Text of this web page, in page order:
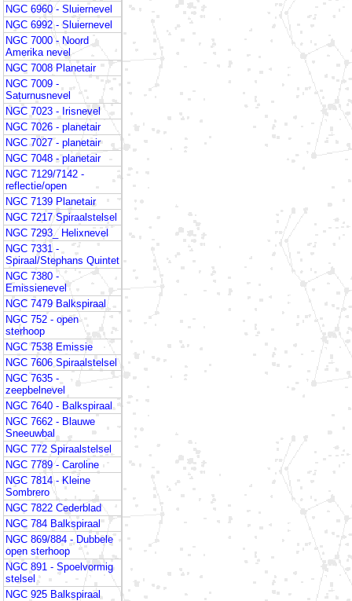
NGC 6960 - Sluiernevel
NGC 6992 - Sluiernevel
NGC 7000 - Noord
Amerika nevel
NGC 7008 Planetair
NGC 7009 -
Saturnusnevel
NGC 7023 - Irisnevel
NGC 7026 - planetair
NGC 7027 - planetair
NGC 7048 - planetair
NGC 7129/7142 -
reflectie/open
NGC 7139 Planetair
NGC 7217 Spiraalstelsel
NGC 7293_ Helixnevel
NGC 7331 -
Spiraal/Stephans Quintet
NGC 7380 -
Emissienevel
NGC 7479 Balkspiraal
NGC 752 - open
sterhoop
NGC 7538 Emissie
NGC 7606 Spiraalstelsel
NGC 7635 -
zeepbelnevel
NGC 7640 - Balkspiraal
NGC 7662 - Blauwe
Sneeuwbal
NGC 772 Spiraalstelsel
NGC 7789 - Caroline
NGC 7814 - Kleine
Sombrero
NGC 7822 Cederblad
NGC 784 Balkspiraal
NGC 869/884 - Dubbele
open sterhoop
NGC 891 - Spoelvormig
stelsel
NGC 925 Balkspiraal